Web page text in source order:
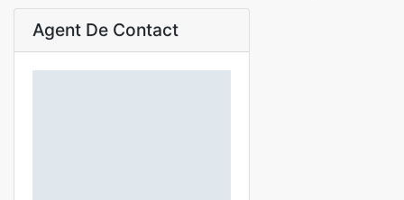
Agent De Contact